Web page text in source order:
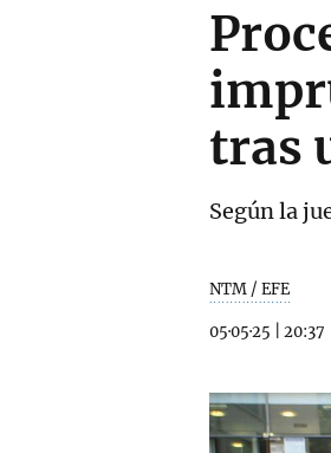
tras
Según la
NTM / EFE
05·05·25 20:37